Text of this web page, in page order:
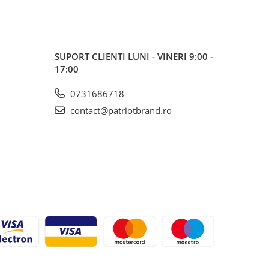
SUPORT CLIENTI LUNI - VINERI 9:00 -
17:00
0731686718
contact@patriotbrand.ro